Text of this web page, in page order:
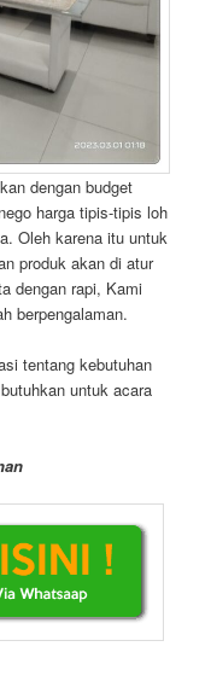
dengan budget
harga tipis-tipis loh
Oleh karena itu untuk
produk akan di atur
dengan rapi, Kami
berpengalaman.
tentang kebutuhan
untuk acara